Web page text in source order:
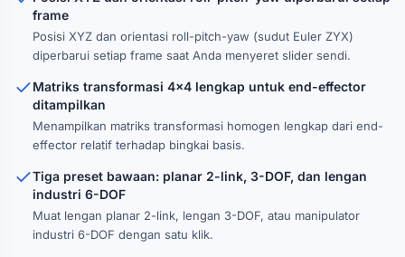
frame
Posisi XYZ dan orientasi roll-pitch-yaw (sudut Euler ZYX)
diperbarui setiap frame saat Anda menyeret slider sendi.
Matriks transformasi 4×4 lengkap untuk end-effector
ditampilkan
Menampilkan matriks transformasi homogen lengkap dari end-
effector relatif terhadap bingkai basis.
Tiga preset bawaan: planar 2-link, 3-DOF, dan lengan
industri 6-DOF
Muat lengan planar 2-link, lengan 3-DOF, atau manipulator
industri 6-DOF dengan satu klik.